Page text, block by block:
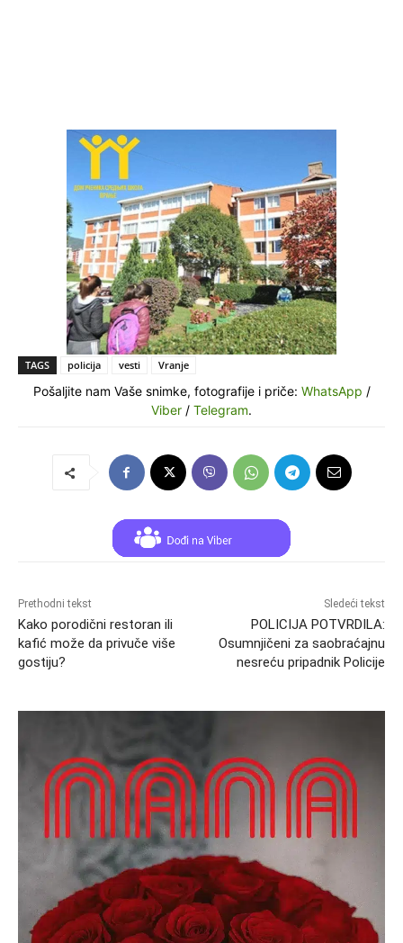
TAGS policija vesti Vranje
Pošaljite nam Vaše snimke, fotografije i priče: WhatsApp /
Viber / Telegram.
Prethodni tekst
Kako porodični restoran ili
kafić može da privuče više
gostiju?
Sledeći tekst
POLICIJA POTVRDILA:
Osumnjičeni za saobraćajnu
nesreću pripadnik Policije